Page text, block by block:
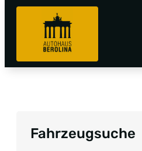
Fahrzeugsuche